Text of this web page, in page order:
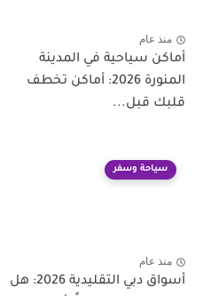
منذ عام
أماكن سياحية في المدينة
المنورة 2026: أماكن تخطف
قلبك قبل...
سياحة وسفر
منذ عام
أسواق دبي التقليدية 2026: هل